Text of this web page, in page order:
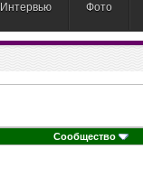
Интервью Фото
Сообщество